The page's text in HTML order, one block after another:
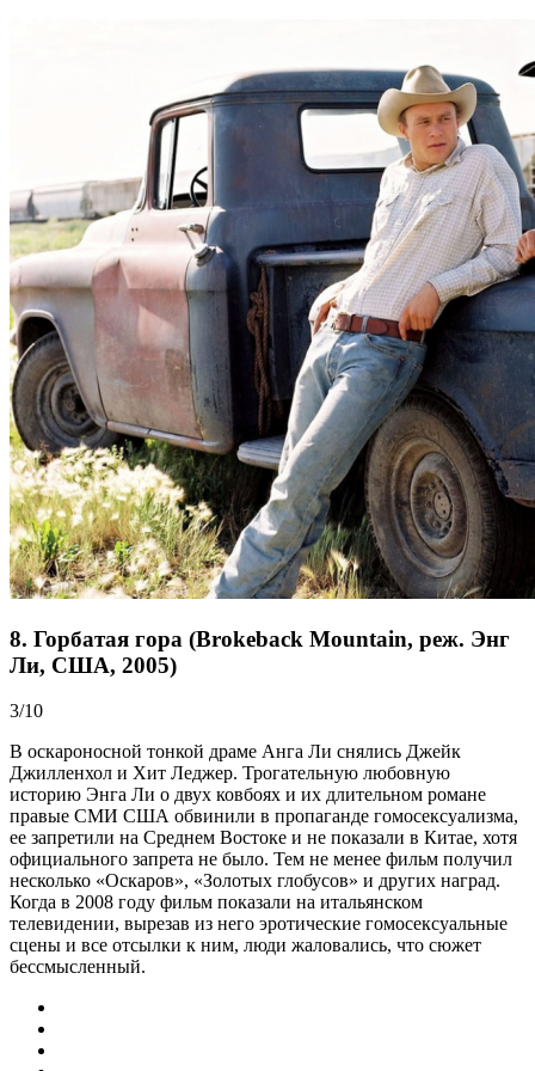
8. Горбатая гора (Brokeback Mountain, реж. Энг
Ли, США, 2005)
3/10
В оскароносной тонкой драме Анга Ли снялись Джейк
Джилленхол и Хит Леджер. Трогательную любовную
историю Энга Ли о двух ковбоях и их длительном романе
правые СМИ США обвинили в пропаганде гомосексуализма,
ее запретили на Среднем Востоке и не показали в Китае, хотя
официального запрета не было. Тем не менее фильм получил
несколько «Оскаров», «Золотых глобусов» и других наград.
Когда в 2008 году фильм показали на итальянском
телевидении, вырезав из него эротические гомосексуальные
сцены и все отсылки к ним, люди жаловались, что сюжет
бессмысленный.